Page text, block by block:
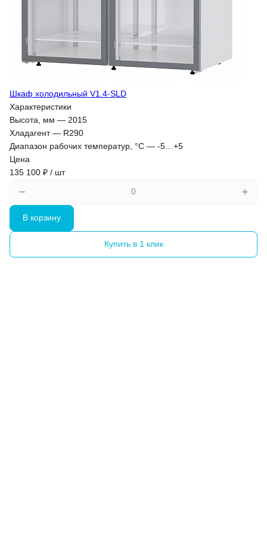
Шкаф холодильный V1.4-SLD
Характеристики
Высота, мм — 2015
Хладагент— R290
Диапазон рабочих температур, °C — -5…+5
Цена
135 100 ₽ / шт
В корзину
Купить в 1 клик